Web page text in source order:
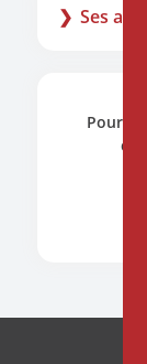
Ses
Pour